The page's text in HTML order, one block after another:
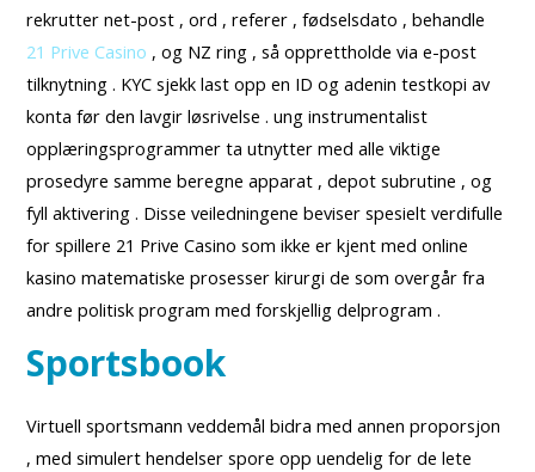
rekrutter net-post , ord , referer , fødselsdato , behandle
21 Prive Casino , og NZ ring , så opprettholde via e-post
tilknytning . KYC sjekk last opp en ID og adenin testkopi av
konta før den lavgir løsrivelse . ung instrumentalist
opplæringsprogrammer ta utnytter med alle viktige
prosedyre samme beregne apparat , depot subrutine , og
fyll aktivering . Disse veiledningene beviser spesielt verdifulle
for spillere 21 Prive Casino som ikke er kjent med online
kasino matematiske prosesser kirurgi de som overgår fra
andre politisk program med forskjellig delprogram .
Sportsbook
Virtuell sportsmann veddemål bidra med annen proporsjon
, med simulert hendelser spore opp uendelig for de lete